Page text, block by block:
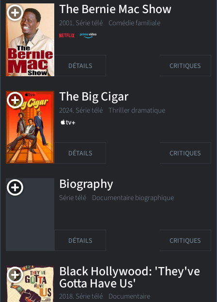
The Bernie Mac Show
2001. Série télé Comédie familiale
DÉTAILS CRITIQUES
The Big Cigar
2024. Série télé Thriller dramatique
DÉTAILS CRITIQUES
Biography
Série télé Documentaire biographique
DÉTAILS CRITIQUES
Black Hollywood: 'They've
Gotta Have Us'
2018. Série télé Documentaire